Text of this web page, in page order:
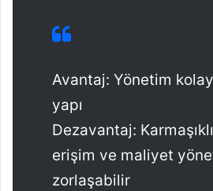
Avantaj: Yönetim
yapı
Dezavantaj:
erişim ve maliyet
zorlaşabilir